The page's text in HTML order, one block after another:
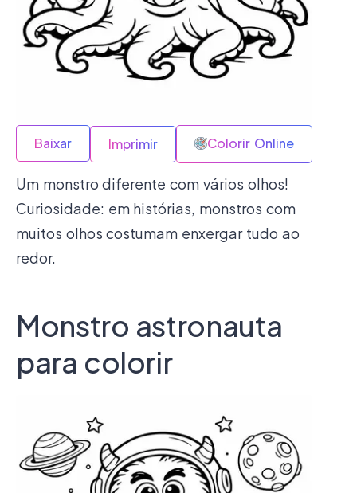
Baixar Imprimir Colorir Online
Um monstro diferente com vários olhos!
Curiosidade: em histórias, monstros com
muitos olhos costumam enxergar tudo ao
redor.
Monstro astronauta
para colorir